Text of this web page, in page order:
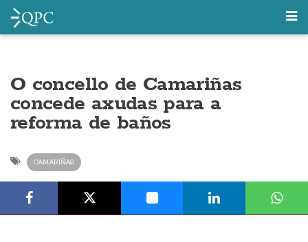
O concello de Camariñas
concede axudas para a
reforma de baños
CAMARIÑAS